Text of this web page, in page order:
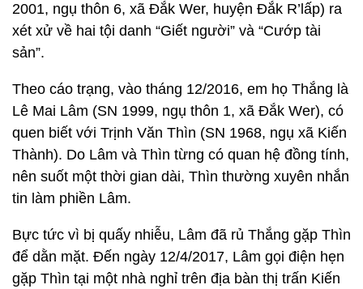
2001, ngụ thôn 6, xã Đắk Wer, huyện Đắk R’lấp) ra
xét xử về hai tội danh “Giết người” và “Cướp tài
sản”.
Theo cáo trạng, vào tháng 12/2016, em họ Thắng là
Lê Mai Lâm (SN 1999, ngụ thôn 1, xã Đắk Wer), có
quen biết với Trịnh Văn Thìn (SN 1968, ngụ xã Kiến
Thành). Do Lâm và Thìn từng có quan hệ đồng tính,
nên suốt một thời gian dài, Thìn thường xuyên nhắn
tin làm phiền Lâm.
Bực tức vì bị quấy nhiễu, Lâm đã rủ Thắng gặp Thìn
để dằn mặt. Đến ngày 12/4/2017, Lâm gọi điện hẹn
gặp Thìn tại một nhà nghỉ trên địa bàn thị trấn Kiến